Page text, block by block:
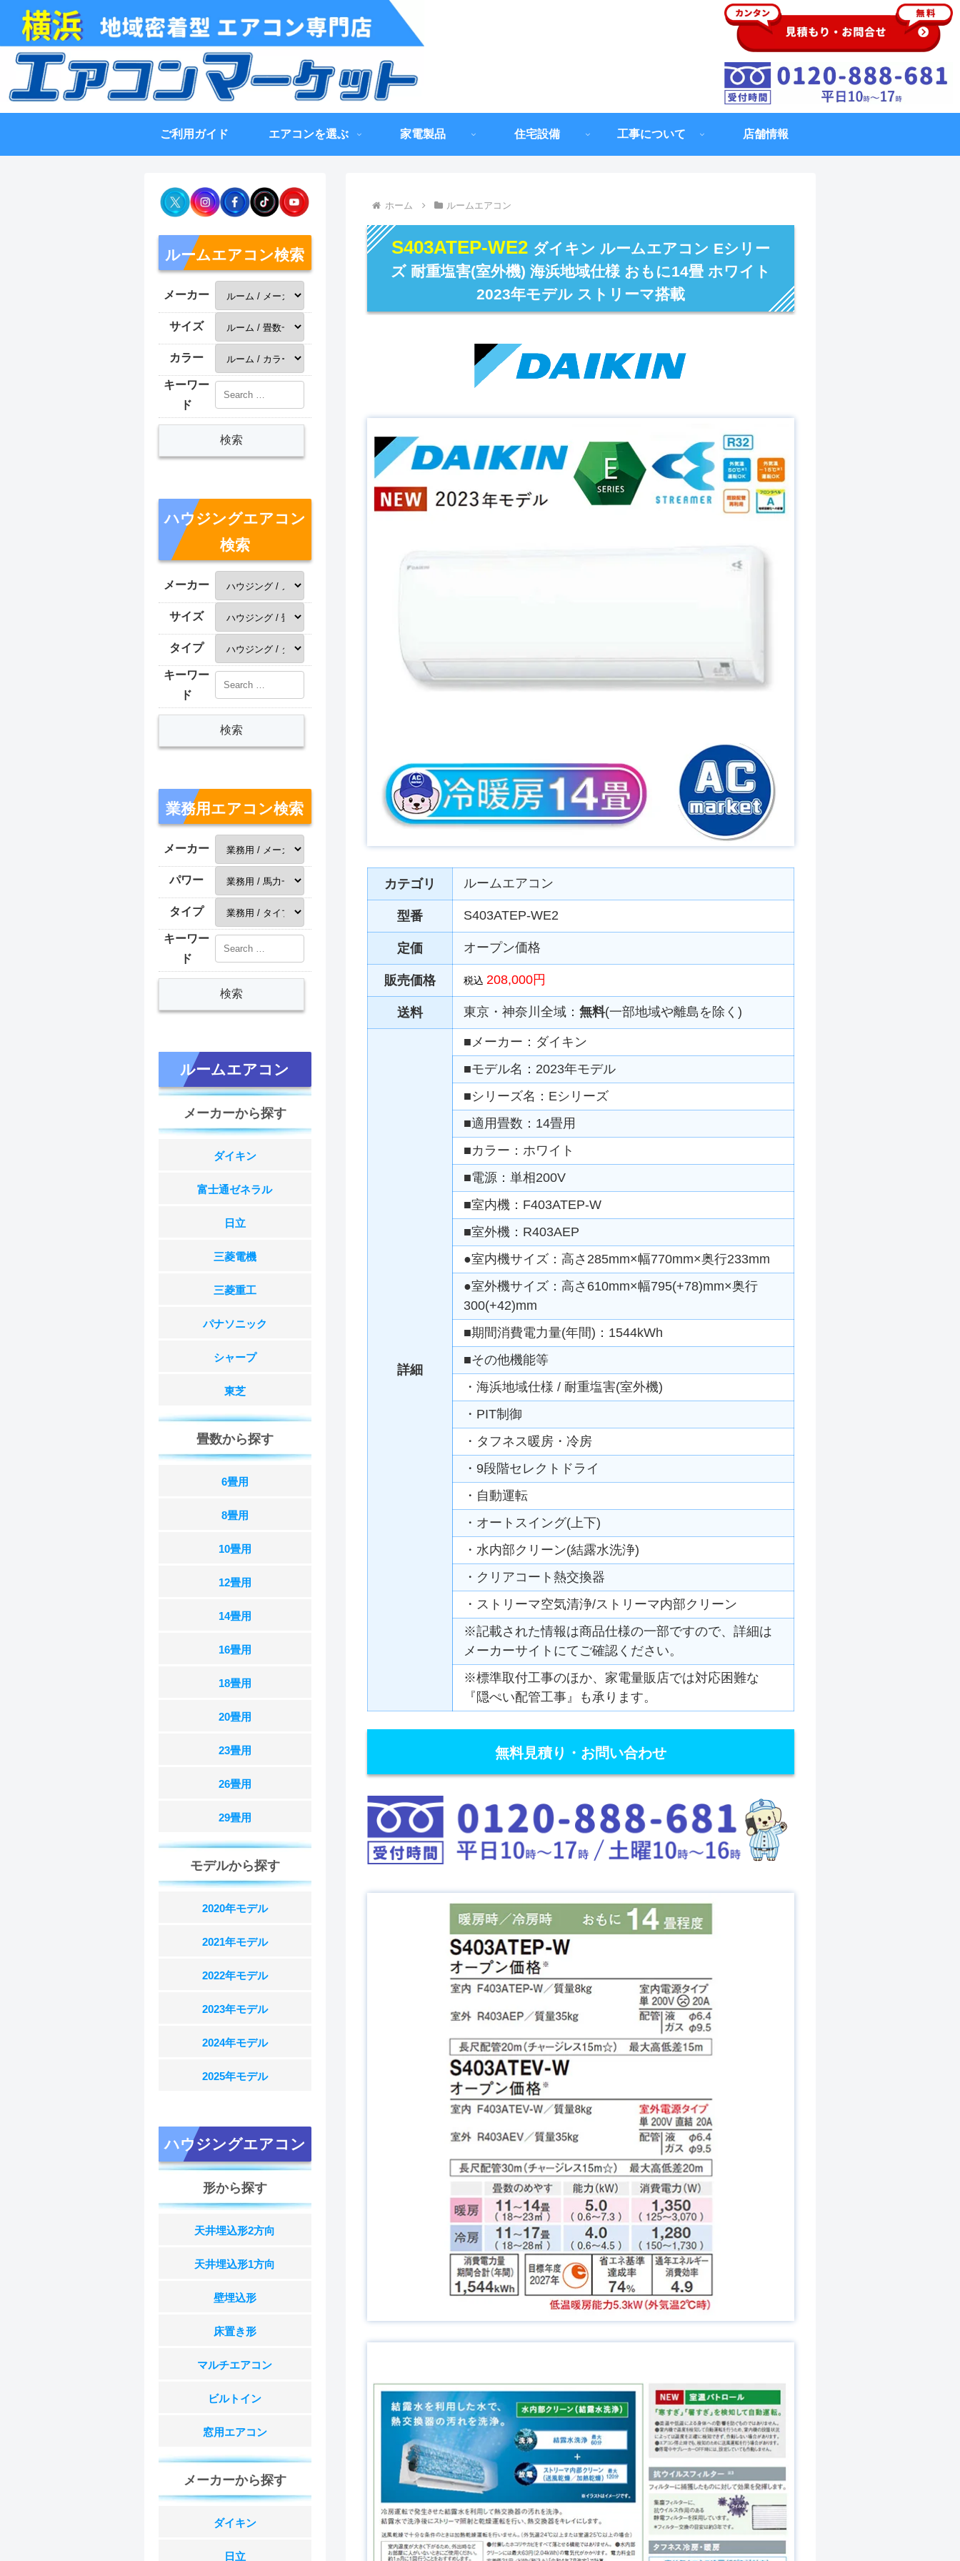
ご利用ガイド エアコンを選ぶ 家電製品 住宅設備 工事について 店舗情報
ホーム ルームエアコン
S403ATEP-WE2 ダイキン ルームエアコン Eシリー
ズ 耐重塩害(室外機) 海浜地域仕様 おもに14畳 ホワイト
2023年モデル ストリーマ搭載
カテゴリ ルームエアコン
型番 S403ATEP-WE2
定価 オープン価格
販売価格 税込 208,000円
送料 東京・神奈川全域： 無料(一部地域や離島を除く)
詳細
■メーカー：ダイキン
■モデル名：2023年モデル
■シリーズ名：Eシリーズ
■適用畳数：14畳用
■カラー：ホワイト
■電源：単相200V
■室内機：F403ATEP-W
■室外機：R403AEP
●室内機サイズ：高さ285mm×幅770mm×奥行233mm
●室外機サイズ：高さ610mm×幅795(+78)mm×奥行
300(+42)mm
■期間消費電力量(年間)：1544kWh
■その他機能等
・海浜地域仕様 / 耐重塩害(室外機)
・PIT制御
・タフネス暖房・冷房
・9段階セレクトドライ
・自動運転
・オートスイング(上下)
・水内部クリーン(結露水洗浄)
・クリアコート熱交換器
・ストリーマ空気清浄/ストリーマ内部クリーン
※記載された情報は商品仕様の一部ですので、詳細は
メーカーサイトにてご確認ください。
※標準取付工事のほか、家電量販店では対応困難な
『隠ぺい配管工事』も承ります。
無料見積り・お問い合わせ
ルームエアコン検索
メーカー
サイズ
カラー
キーワー
ド
ハウジングエアコン
検索
メーカー
サイズ
タイプ
キーワー
ド
業務用エアコン検索
メーカー
パワー
タイプ
キーワー
ド
ルームエアコン
メーカーから探す
ダイキン
富士通ゼネラル
日立
三菱電機
三菱重工
パナソニック
シャープ
東芝
畳数から探す
6畳用
8畳用
10畳用
12畳用
14畳用
16畳用
18畳用
20畳用
23畳用
26畳用
29畳用
モデルから探す
2020年モデル
2021年モデル
2022年モデル
2023年モデル
2024年モデル
2025年モデル
ハウジングエアコン
形から探す
天井埋込形2方向
天井埋込形1方向
壁埋込形
床置き形
マルチエアコン
ビルトイン
窓用エアコン
メーカーから探す
ダイキン
日立